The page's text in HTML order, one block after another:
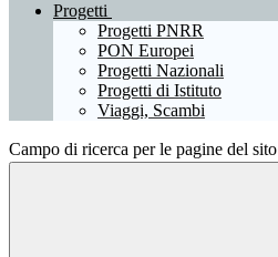
Progetti
Progetti PNRR
PON Europei
Progetti Nazionali
Progetti di Istituto
Viaggi, Scambi
Campo di ricerca per le pagine del sito